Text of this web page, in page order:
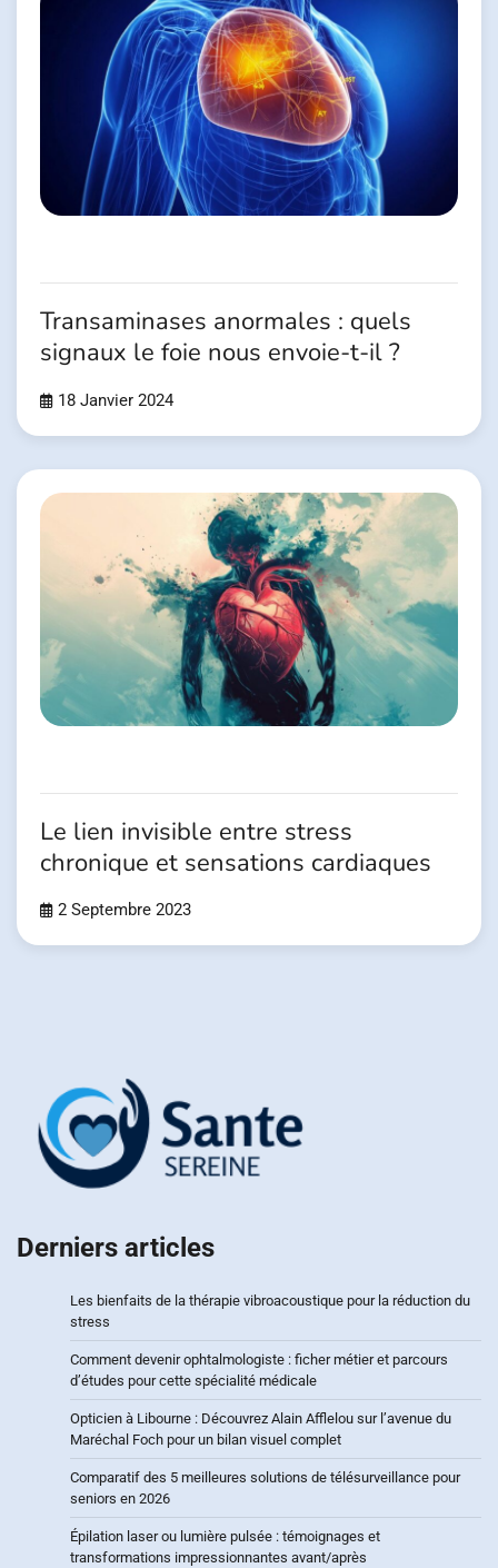
Transaminases anormales : quels
signaux le foie nous envoie-t-il ?
18 Janvier 2024
Le lien invisible entre stress
chronique et sensations cardiaques
2 Septembre 2023
Derniers articles
Les bienfaits de la thérapie vibroacoustique pour la réduction du
stress
Comment devenir ophtalmologiste : ficher métier et parcours
d’études pour cette spécialité médicale
Opticien à Libourne : Découvrez Alain Afflelou sur l’avenue du
Maréchal Foch pour un bilan visuel complet
Comparatif des 5 meilleures solutions de télésurveillance pour
seniors en 2026
Épilation laser ou lumière pulsée : témoignages et
transformations impressionnantes avant/après